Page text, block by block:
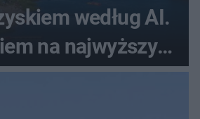
według AI.
na najwyższy
Świętokrzyskich